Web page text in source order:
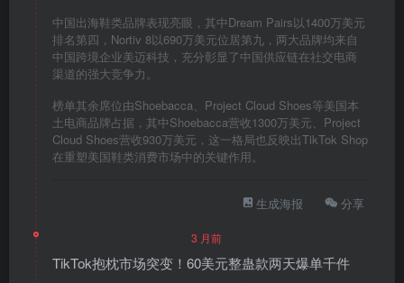
中国出海鞋类品牌表现亮眼，其中Dream Pairs以1400万美元
排名第四，Nortiv 8以690万美元位居第九，两大品牌均来自
中国跨境企业美迈科技，充分彰显了中国供应链在社交电商
渠道的强大竞争力。
榜单其余席位由Shoebacca、Project Cloud Shoes等美国本
土电商品牌占据，其中Shoebacca营收1300万美元、Project
Cloud Shoes营收930万美元，这一格局也反映出TikTok Shop
在重塑美国鞋类消费市场中的关键作用。
生成海报 分享
3 月前
TikTok抱枕市场突变！60美元整蛊款两天爆单千件